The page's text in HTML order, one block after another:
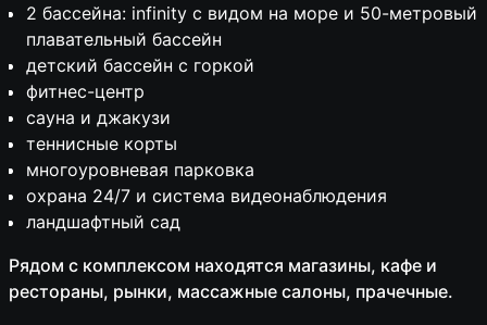
2 бассейна: infinity с видом на море и 50-метровый
плавательный бассейн
детский бассейн с горкой
фитнес-центр
сауна и джакузи
теннисные корты
многоуровневая парковка
охрана 24/7 и система видеонаблюдения
ландшафтный сад
Рядом с комплексом находятся магазины, кафе и
рестораны, рынки, массажные салоны, прачечные.